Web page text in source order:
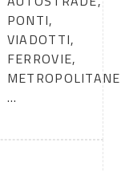
PONTI,
VIADOTTI,
FERROVIE,
METROPOLITANE
...